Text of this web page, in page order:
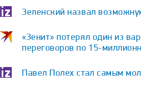
Зеленский назвал
«Зенит» потерял один из
переговоров по 15-
Павел Полех стал самым